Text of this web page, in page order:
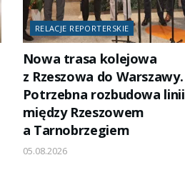
RELACJE REPORTERSKIE
Nowa trasa kolejowa
z Rzeszowa do Warszawy.
Potrzebna rozbudowa linii
między Rzeszowem
a Tarnobrzegiem
05.08.2026